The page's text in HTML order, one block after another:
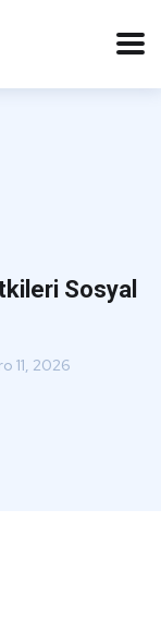
Sosyal
11, 2026